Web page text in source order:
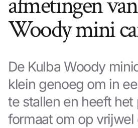
Woody mini
De Kulba Woody
klein genoeg om in
te stallen en heeft het
formaat om op vrijwel